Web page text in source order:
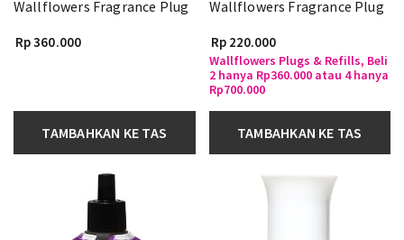
Wallflowers Fragrance Plug
Rp 360.000
TAMBAHKAN KE TAS
Wallflowers Fragrance Plug
Rp 220.000
Wallflowers Plugs & Refills, Beli
2 hanya Rp360.000 atau 4 hanya
Rp700.000
TAMBAHKAN KE TAS